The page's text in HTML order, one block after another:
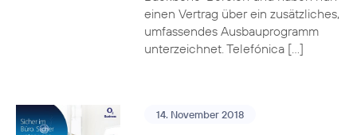
einen Vertrag über ein zusätzliches,
umfassendes Ausbauprogramm
unterzeichnet. Telefónica […]
14. November 2018